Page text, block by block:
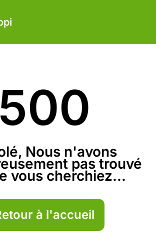
500
Nous n'avons
pas trouvé
vous cherchiez...
à l'accueil